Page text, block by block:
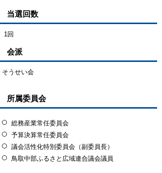
当選回数
1回
会派
そうせい会
所属委員会
総務産業常任委員会
予算決算常任委員会
議会活性化特別委員会（副委員長）
鳥取中部ふるさと広域連合議会議員